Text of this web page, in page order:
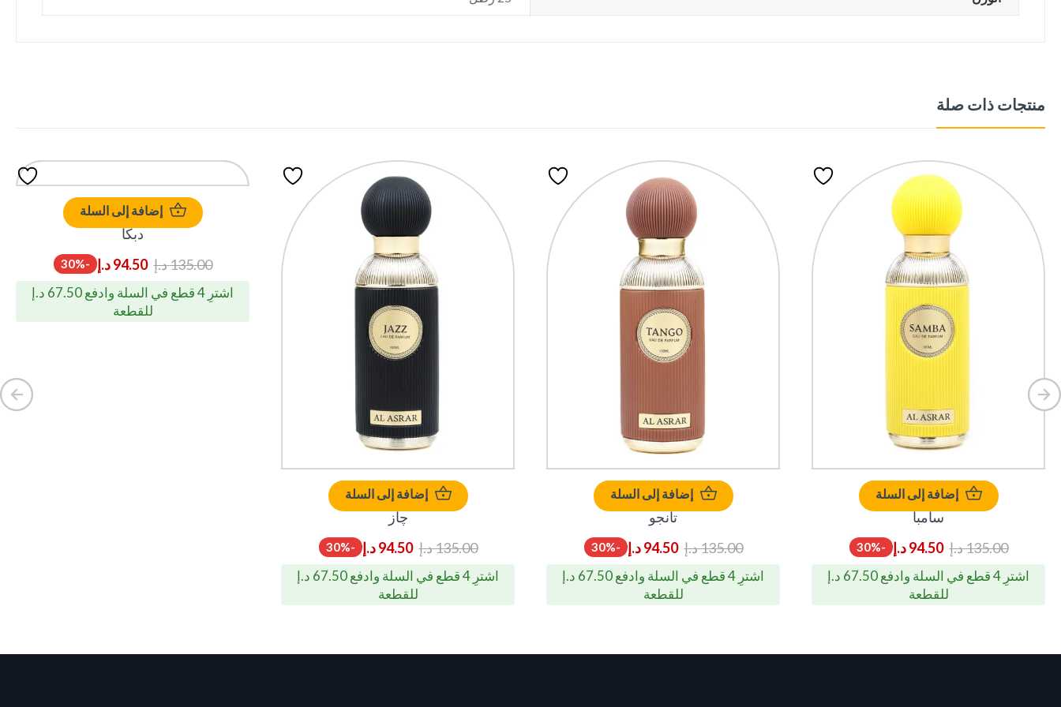
منتجات ذات صلة
إضافة إلى السلة
سامبا
135.00د.إ 94.50 د.إ -30%
اشترِ 4 قطع في السلة وادفع 67.50 د.إ
للقطعة
إضافة إلى السلة
تانجو
135.00د.إ 94.50 د.إ -30%
اشترِ 4 قطع في السلة وادفع 67.50 د.إ
للقطعة
إضافة إلى السلة
چاز
135.00د.إ 94.50 د.إ -30%
اشترِ 4 قطع في السلة وادفع 67.50 د.إ
للقطعة
إضافة إلى السلة
دبكا
135.00د.إ 94.50 د.إ -30%
اشترِ 4 قطع في السلة وادفع 67.50 د.إ
للقطعة